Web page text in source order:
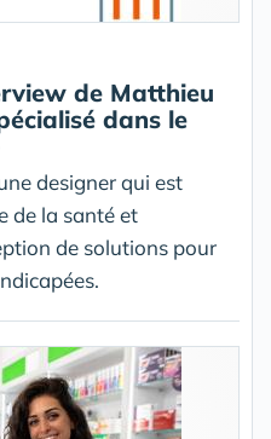
de Matthieu
dans le
designer qui est
de la santé et
de solutions pour